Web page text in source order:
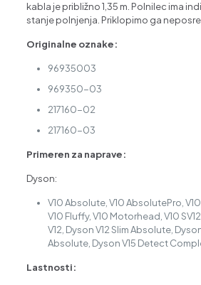
kabla je približno 1,35 m. Polnilec ima
stanje polnjenja. Priklopimo ga
Originalne oznake:
96935003
969350-03
217160-02
217160-03
Primeren za naprave:
Dyson:
V10 Absolute, V10 AbsolutePro,
V10 Fluffy, V10 Motorhead, V10
V12, Dyson V12 Slim Absolute,
Absolute, Dyson V15 Detect
Lastnosti: